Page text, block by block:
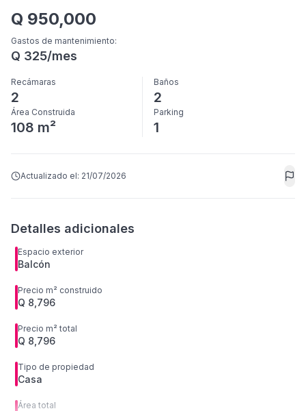
Q 950,000
Gastos de mantenimiento:
Q 325/mes
Recámaras
2
Baños
2
Área Construida
108 m²
Parking
1
Actualizado el: 21/07/2026
Detalles adicionales
Espacio exterior
Balcón
Precio m² construido
Q 8,796
Precio m² total
Q 8,796
Tipo de propiedad
Casa
Área total